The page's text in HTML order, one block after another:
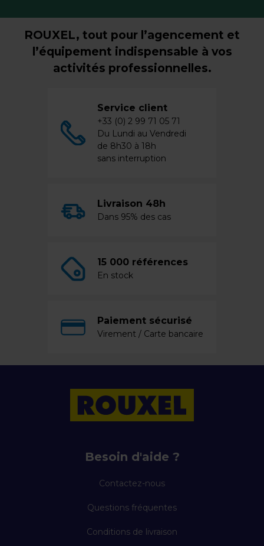
ROUXEL, tout pour l’agencement et
l’équipement indispensable à vos
activités professionnelles.
Service client
+33 (0) 2 99 71 05 71
Du Lundi au Vendredi
de 8h30 à 18h
sans interruption
Livraison 48h
Dans 95% des cas
15 000 références
En stock
Paiement sécurisé
Virement / Carte bancaire
Besoin d'aide ?
Contactez-nous
Questions fréquentes
Conditions de livraison